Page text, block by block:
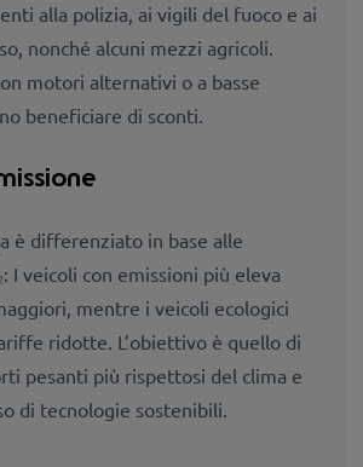
alla polizia, ai vigili del fuoco e ai
nonché alcuni mezzi agricoli.
motori alternativi o a basse
beneficiare di sconti.
è differenziato in base alle
I veicoli con emissioni più eleva
mentre i veicoli ecologici
ridotte. L’obiettivo è quello di
pesanti più rispettosi del clima e
di tecnologie sostenibili.